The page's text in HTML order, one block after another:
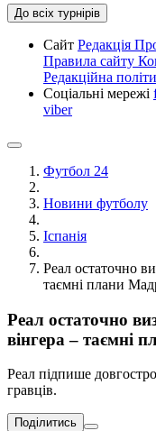
До всіх турнірів
Сайт Редакція
Правила сайту
Редакційна
Соціальні мережі
viber
Футбол 24
Новини футболу
Іспанія
Реал остаточно
таємні плани
Реал остаточно
вінгера – таємні
Реал підпише
гравців.
Поділитись